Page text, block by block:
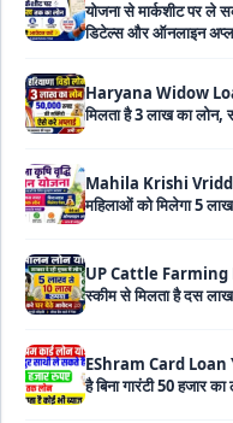
Haryana Widow
Mahila Krishi
UP Cattle Farming
EShram Card Loan
PM Vishwakarma